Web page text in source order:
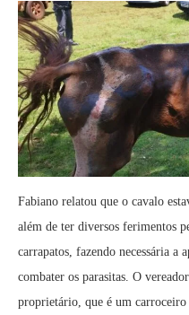
Fabiano relatou que o cavalo
além de ter diversos ferimentos
carrapatos, fazendo necessária a
combater os parasitas. O
proprietário, que é um carroceiro